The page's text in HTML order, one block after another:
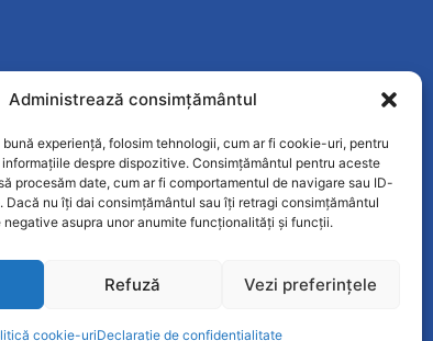
Administrează consimțământul
experiență, folosim tehnologii, cum ar fi cookie-uri, pentru
despre dispozitive. Consimțământul pentru aceste
procesăm date, cum ar fi comportamentul de navigare sau ID-
Dacă nu îți dai consimțământul sau îți retragi consimțământul
asupra unor anumite funcționalități și funcții.
Refuză Vezi preferințele
cookie-uriDeclarație de confidențialitate